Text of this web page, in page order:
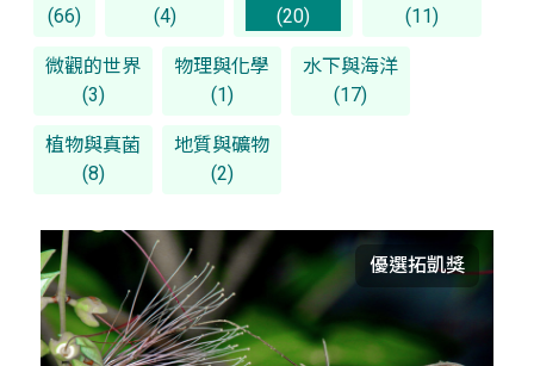
(66)
(4)
(20)
(11)
微觀的世界
(3)
物理與化學
(1)
水下與海洋
(17)
植物與真菌
(8)
地質與礦物
(2)
優選拓凱獎